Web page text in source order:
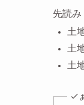
先読み
土
土
土